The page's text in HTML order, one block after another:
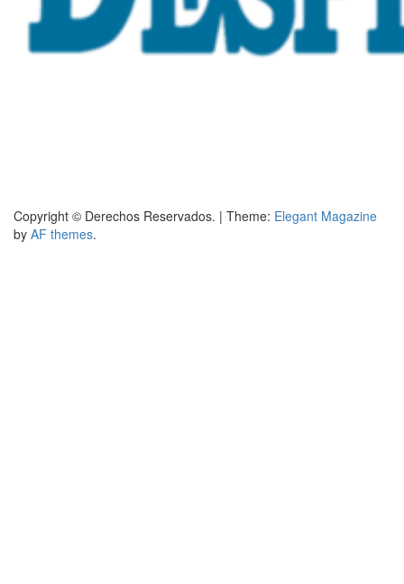
Copyright © Derechos Reservados. | Theme: Elegant Magazine
by AF themes.